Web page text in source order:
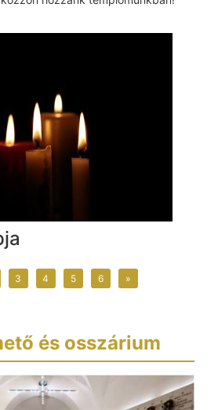
3 4 5 6 »
és osszárium